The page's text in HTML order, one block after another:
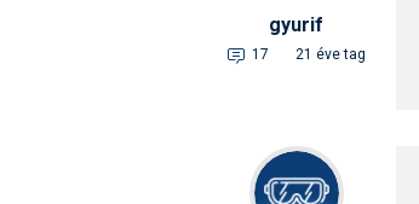
gyurif
17 21 éve tag